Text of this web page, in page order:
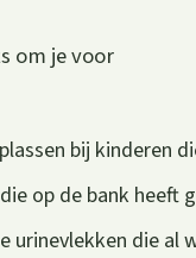
om je voor
bij kinderen
op de bank heeft
urinevlekken die al